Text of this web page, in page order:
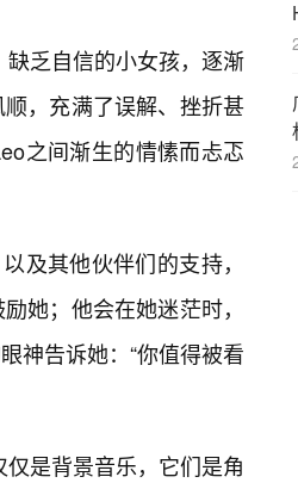
乏自信的小女孩，逐渐
，充满了误解、挫折甚
之间渐生的情愫而忐忑
及其他伙伴们的支持，
她；他会在她迷茫时，
神告诉她：“你值得被看
是背景音乐，它们是角